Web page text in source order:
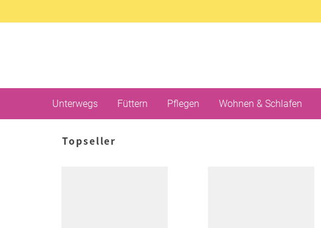
Unterwegs Füttern Pflegen Wohnen & Schlafen
Topseller